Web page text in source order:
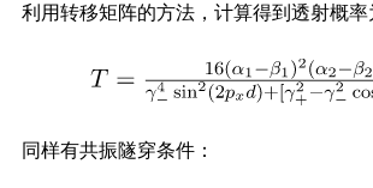
利用转移矩阵的方法，计算得到透射概率
同样有共振隧穿条件：